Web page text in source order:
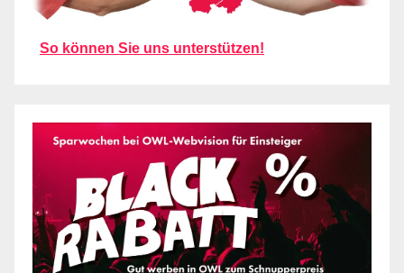
So können Sie uns unterstützen!